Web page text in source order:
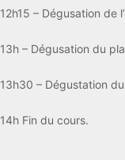
12h15 – Dégusation de
13h – Dégusation du
13h30 – Dégustation
14h Fin du cours.